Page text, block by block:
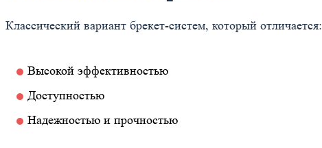
Классический вариант брекет-систем, который отличается:
Высокой эффективностью
Доступностью
Надежностью и прочностью